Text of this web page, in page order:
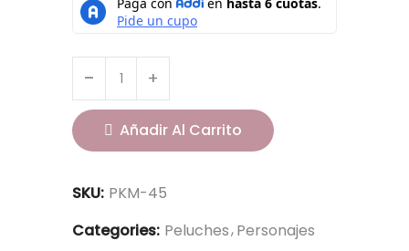
Añadir Al Carrito
SKU: PKM-45
Categories: Peluches Personajes